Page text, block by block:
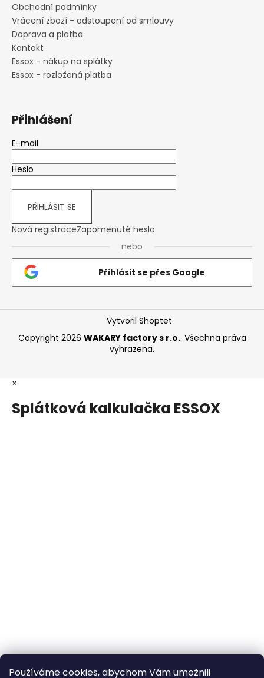
Používáme cookies, abychom Vám umožnili
Obchodní podmínky
Vrácení zboží - odstoupení od smlouvy
Doprava a platba
Kontakt
Essox - nákup na splátky
Essox - rozložená platba
Přihlášení
E-mail
Heslo
PŘIHLÁSIT SE
Nová registraceZapomenuté heslo
nebo
Přihlásit se přes Google
Vytvořil Shoptet
Copyright 2026 WAKARY factory s r.o.. Všechna práva
vyhrazena.
×
Splátková kalkulačka ESSOX